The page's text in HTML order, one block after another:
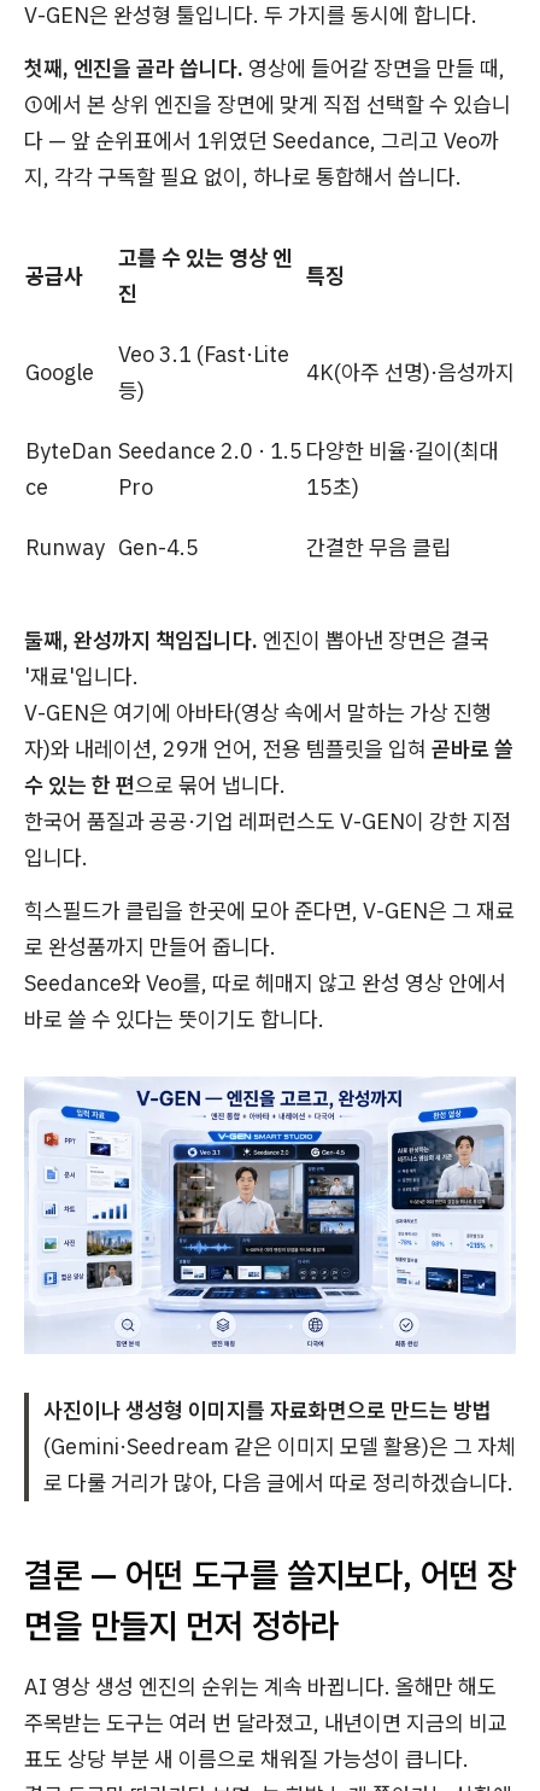
V-GEN은 완성형 툴입니다. 두 가지를 동시에 합니다.
첫째, 엔진을 골라 씁니다. 영상에 들어갈 장면을 만들 때,
①에서 본 상위 엔진을 장면에 맞게 직접 선택할 수 있습니
다 — 앞 순위표에서 1위였던 Seedance, 그리고 Veo까
지, 각각 구독할 필요 없이, 하나로 통합해서 씁니다.
공급사
고를 수 있는 영상 엔
진
특징
Google
Veo 3.1 (Fast·Lite
등)
4K(아주 선명)·음성까지
ByteDan
ce
Seedance 2.0 · 1.5
Pro
다양한 비율·길이(최대
15초)
Runway Gen-4.5 간결한 무음 클립
둘째, 완성까지 책임집니다. 엔진이 뽑아낸 장면은 결국
'재료'입니다.
V-GEN은 여기에 아바타(영상 속에서 말하는 가상 진행
자)와 내레이션, 29개 언어, 전용 템플릿을 입혀 곧바로 쓸
수 있는 한 편으로 묶어 냅니다.
한국어 품질과 공공·기업 레퍼런스도 V-GEN이 강한 지점
입니다.
힉스필드가 클립을 한곳에 모아 준다면, V-GEN은 그 재료
로 완성품까지 만들어 줍니다.
Seedance와 Veo를, 따로 헤매지 않고 완성 영상 안에서
바로 쓸 수 있다는 뜻이기도 합니다.
사진이나 생성형 이미지를 자료화면으로 만드는 방법
(Gemini·Seedream 같은 이미지 모델 활용)은 그 자체
로 다룰 거리가 많아, 다음 글에서 따로 정리하겠습니다.
결론 — 어떤 도구를 쓸지보다, 어떤 장
면을 만들지 먼저 정하라
AI 영상 생성 엔진의 순위는 계속 바뀝니다. 올해만 해도
주목받는 도구는 여러 번 달라졌고, 내년이면 지금의 비교
표도 상당 부분 새 이름으로 채워질 가능성이 큽니다.